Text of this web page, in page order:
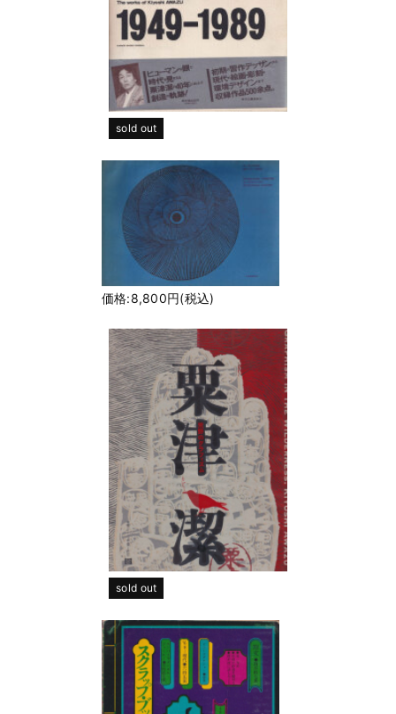
sold out
価格:8,800円(税込)
sold out